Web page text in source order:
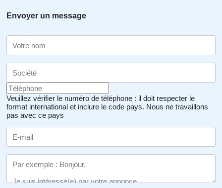
Envoyer un message
Veuillez vérifier le numéro de téléphone : il doit respecter le
format international et inclure le code pays. Nous ne travaillons
pas avec ce pays